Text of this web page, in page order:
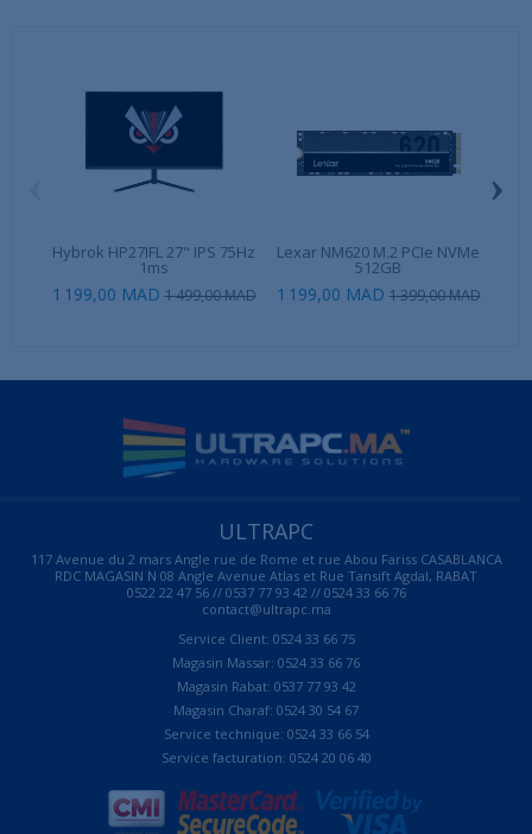
Hybrok HP27IFL 27" IPS 75Hz
1ms
1 199,00 MAD 1 499,00 MAD
Lexar NM620 M.2 PCIe NVMe
512GB
1 199,00 MAD 1 399,00 MAD
›
ULTRAPC
117 Avenue du 2 mars Angle rue de Rome et rue Abou Fariss CASABLANCA
RDC MAGASIN N 08 Angle Avenue Atlas et Rue Tansift Agdal, RABAT
0522 22 47 56 // 0537 77 93 42 // 0524 33 66 76
contact@ultrapc.ma
Service Client: 0524 33 66 75
Magasin Massar: 0524 33 66 76
Magasin Rabat: 0537 77 93 42
Magasin Charaf: 0524 30 54 67
Service technique: 0524 33 66 54
Service facturation: 0524 20 06 40